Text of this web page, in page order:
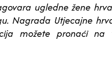
ugledne žene
Nagrada Utjecajne
možete pronaći na